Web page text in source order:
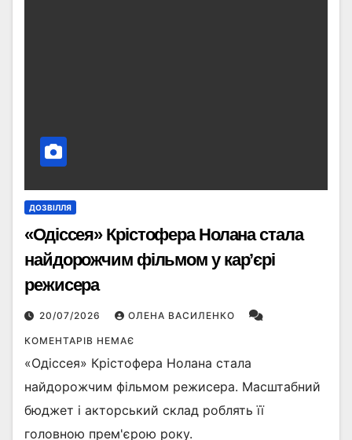
ДОЗВІЛЛЯ
«Одіссея» Крістофера Нолана стала
найдорожчим фільмом у кар’єрі
режисера
20/07/2026 ОЛЕНА ВАСИЛЕНКО
КОМЕНТАРІВ НЕМАЄ
«Одіссея» Крістофера Нолана стала
найдорожчим фільмом режисера. Масштабний
бюджет і акторський склад роблять її
головною прем'єрою року.